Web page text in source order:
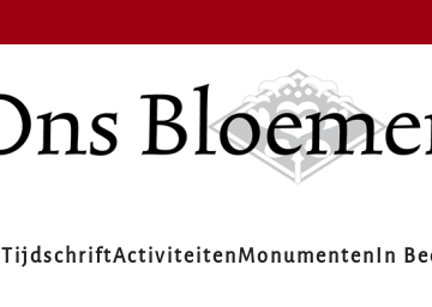
TijdschriftActiviteitenMonumenten In